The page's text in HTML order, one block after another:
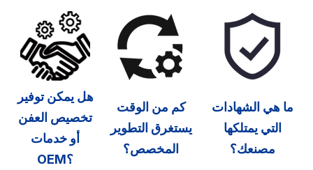
هل يمكن توفير
تخصيص العفن
أو خدمات
OEM؟
كم من الوقت
يستغرق التطوير
المخصص؟
ما هي الشهادات
التي يمتلكها
مصنعك؟